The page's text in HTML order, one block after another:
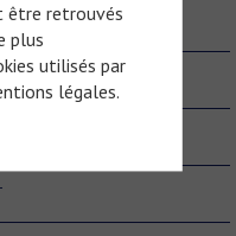
?
être retrouvés
plus
utilisés par
légales.